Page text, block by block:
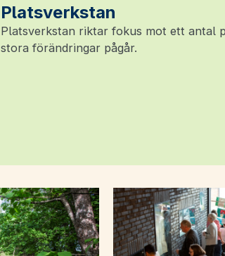
Platsverkstan
Platsverkstan riktar fokus mot ett antal
stora förändringar pågår.